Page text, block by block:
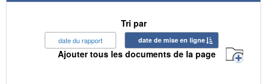
Tri par
date du rapport date de mise en ligne
Ajouter tous les documents de la page